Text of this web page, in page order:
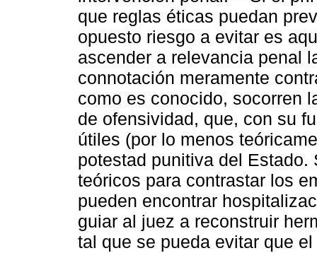
que reglas éticas puedan
opuesto riesgo a evitar es
ascender a relevancia penal
connotación meramente
como es conocido, socorren
de ofensividad, que, con su
útiles (por lo menos
potestad punitiva del
teóricos para contrastar los
pueden encontrar
guiar al juez a reconstruir
tal que se pueda evitar que